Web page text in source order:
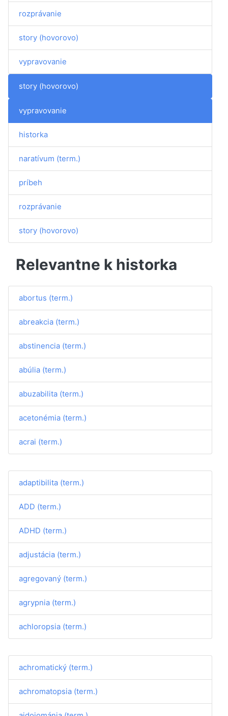
rozprávanie
story (hovorovo)
vypravovanie
story (hovorovo)
vypravovanie
historka
naratívum (term.)
príbeh
rozprávanie
story (hovorovo)
Relevantne k historka
abortus (term.)
abreakcia (term.)
abstinencia (term.)
abúlia (term.)
abuzabilita (term.)
acetonémia (term.)
acrai (term.)
adaptibilita (term.)
ADD (term.)
ADHD (term.)
adjustácia (term.)
agregovaný (term.)
agrypnia (term.)
achloropsia (term.)
achromatický (term.)
achromatopsia (term.)